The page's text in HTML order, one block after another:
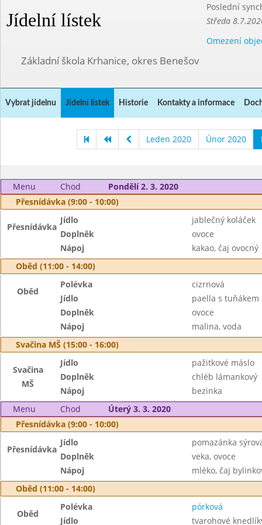
Jídelní lístek
Poslední
Středa
Omezení
Základní škola Krhanice, okres Benešov
Vybrat jídelnu Jídelní lístek Historie Kontakty a informace
Leden 2020 Únor 2020
Menu Chod
Pondělí 2. 3. 2020
Přesnídávka (9:00 - 10:00)
Přesnídávka
Jídlo
jablečný koláček
Doplněk
ovoce
Nápoj
kakao, čaj ovocný
Oběd (11:00 - 14:00)
Oběd
Polévka
cizrnová
Jídlo
paella s
Doplněk
ovoce
Nápoj
malina, voda
Svačina MŠ (15:00 - 16:00)
Svačina
MŠ
Jídlo
pažitkové máslo
Doplněk
chléb lámankový
Nápoj
bezinka
Menu
Chod
Úterý 3. 3. 2020
Přesnídávka (9:00 - 10:00)
Přesnídávka
Jídlo
pomazánka
Doplněk
veka, ovoce
Nápoj
mléko, čaj
Oběd (11:00 - 14:00)
Oběd
Polévka
pórková
Jídlo
tvarohové